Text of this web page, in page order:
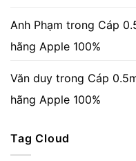
Anh Phạm trong Cáp
hãng Apple 100%
Văn duy trong Cáp
hãng Apple 100%
Tag Cloud